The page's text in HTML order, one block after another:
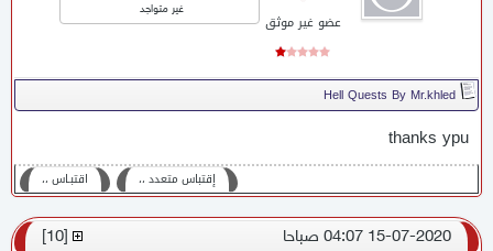
عضو غير موثق
غير متواجد
Hell Quests By Mr.khled
thanks ypu
اقتبـاس ،، إقتباس متعدد ،،
15-07-2020 04:07 صباحا [
10